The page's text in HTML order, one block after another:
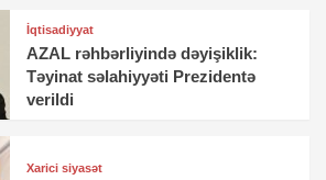
İqtisadiyyat
AZAL rəhbərliyində dəyişiklik:
Təyinat səlahiyyəti Prezidentə
verildi
Xarici siyasət